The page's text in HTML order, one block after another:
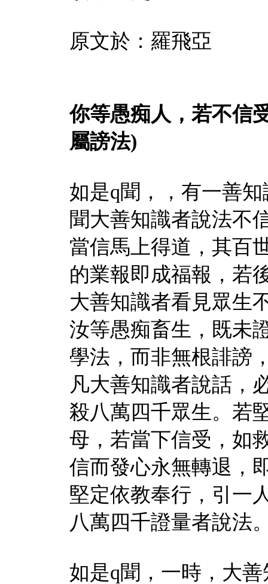
原文於：羅飛亞
你等愚痴人，若不信
屬謗法)
如是q聞，，有一善
聞大善知識者說法不
當信馬上得道，其百
的業報即成福報，若
大善知識者看見眾生
汝等愚痴畜生，既未
學法，而非無根誹謗
凡大善知識者說話，
殺八萬四千眾生。若
母，若當下信受，如
信而發心永無轉退，
堅定依教奉行，引一
八萬四千證量者說法
如是q聞，一時，大